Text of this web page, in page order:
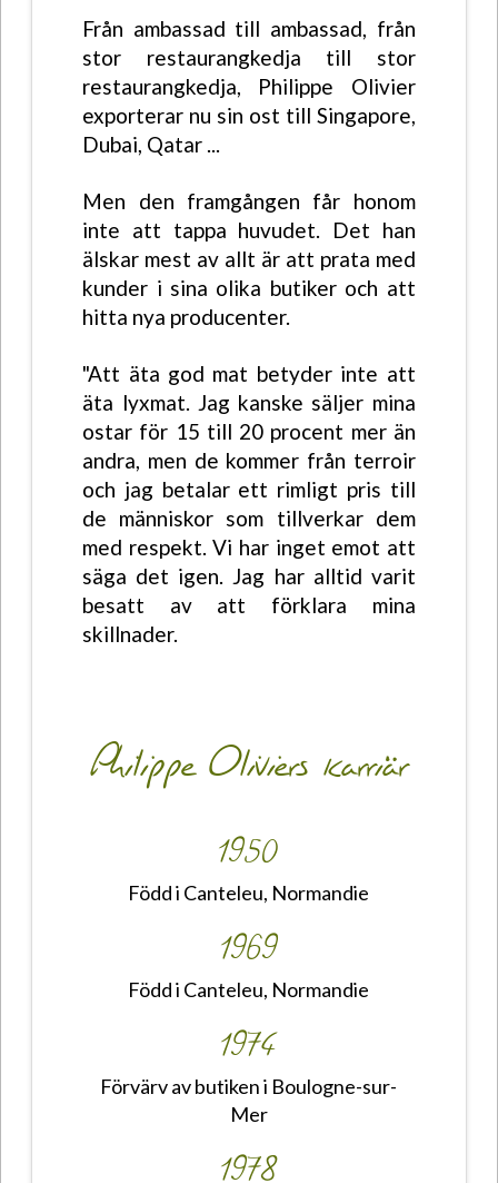
Från ambassad till ambassad, från
stor restaurangkedja till stor
restaurangkedja, Philippe Olivier
exporterar nu sin ost till Singapore,
Dubai, Qatar ...
Men den framgången får honom
inte att tappa huvudet. Det han
älskar mest av allt är att prata med
kunder i sina olika butiker och att
hitta nya producenter.
"Att äta god mat betyder inte att
äta lyxmat. Jag kanske säljer mina
ostar för 15 till 20 procent mer än
andra, men de kommer från terroir
och jag betalar ett rimligt pris till
de människor som tillverkar dem
med respekt. Vi har inget emot att
säga det igen. Jag har alltid varit
besatt av att förklara mina
skillnader.
Philippe Oliviers karriär
1950
Född i Canteleu, Normandie
1969
Född i Canteleu, Normandie
1974
Förvärv av butiken i Boulogne-sur-
Mer